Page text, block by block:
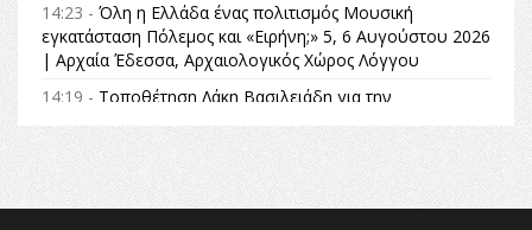
14:23 - Όλη η Ελλάδα ένας πολιτισμός Μουσική
εγκατάσταση Πόλεμος και «Ειρήνη;» 5, 6 Αυγούστου 2026
| Αρχαία Έδεσσα, Αρχαιολογικός Χώρος Λόγγου
14:19 - Τοποθέτηση Λάκη Βασιλειάδη για την
Αναθεώρηση του Συντάγματος: «Σε τέτοιες κορυφαίες
θεσμικές διαδικασίες υπάρχει μόνο η ευθύνη απέναντι
στις επόμενες γενιές»
16:35 -Το πρόγραμμα του ΠΑΟΚ στον δεύτερο γύρο του